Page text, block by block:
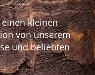
kleinen
von unserem
und beliebten